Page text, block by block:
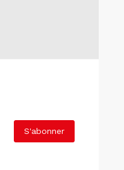
S'abonner